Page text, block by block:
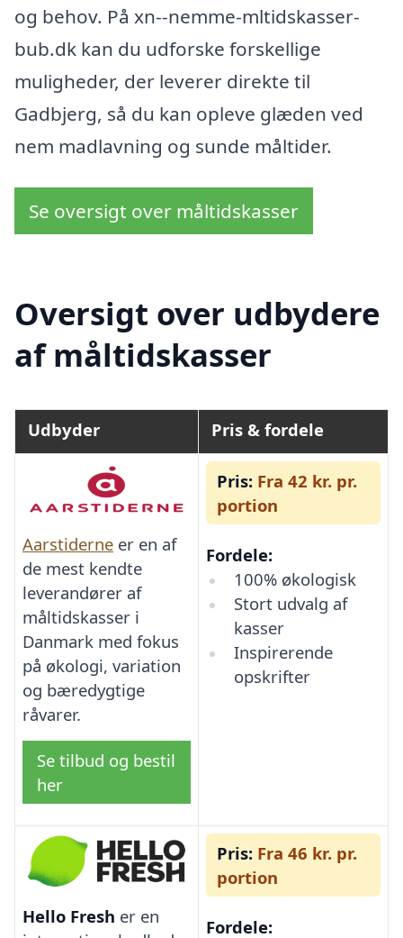
og behov. På xn--nemme-mltidskasser-
bub.dk kan du udforske forskellige
muligheder, der leverer direkte til
Gadbjerg, så du kan opleve glæden ved
nem madlavning og sunde måltider.
Se oversigt over måltidskasser
Oversigt over udbydere
af måltidskasser
Udbyder Pris & fordele
Aarstiderne er en af
de mest kendte
leverandører af
måltidskasser i
Danmark med fokus
på økologi, variation
og bæredygtige
råvarer.
Se tilbud og bestil
her
Pris: Fra 42 kr. pr.
portion
Fordele:
100% økologisk
Stort udvalg af
kasser
Inspirerende
opskrifter
Hello Fresh er en
Pris: Fra 46 kr. pr.
portion
Fordele: